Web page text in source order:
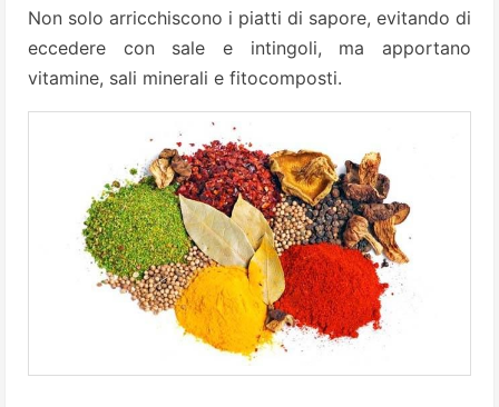
Non solo arricchiscono i piatti di sapore, evitando di
eccedere con sale e intingoli, ma apportano
vitamine, sali minerali e fitocomposti.